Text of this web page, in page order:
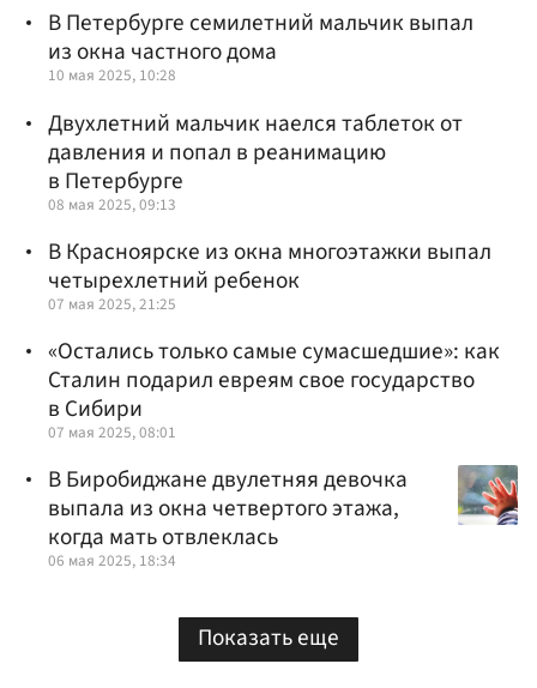
В Петербурге семилетний мальчик выпал
из окна частного дома
10 мая 2025, 10:28
Двухлетний мальчик наелся таблеток от
давления и попал в реанимацию
в Петербурге
08 мая 2025, 09:13
В Красноярске из окна многоэтажки выпал
четырехлетний ребенок
07 мая 2025, 21:25
«Остались только самые сумасшедшие»: как
Сталин подарил евреям свое государство
в Сибири
07 мая 2025, 08:01
В Биробиджане двулетняя девочка
выпала из окна четвертого этажа,
когда мать отвлеклась
06 мая 2025, 18:34
Показать еще